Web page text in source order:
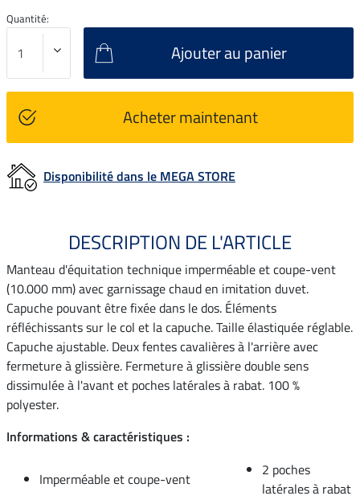
Quantité:
Ajouter au panier
Acheter maintenant
Disponibilité dans le MEGA STORE
DESCRIPTION DE L'ARTICLE
Manteau d'équitation technique imperméable et coupe-vent
(10.000 mm) avec garnissage chaud en imitation duvet.
Capuche pouvant être fixée dans le dos. Éléments
réfléchissants sur le col et la capuche. Taille élastiquée réglable.
Capuche ajustable. Deux fentes cavalières à l'arrière avec
fermeture à glissière. Fermeture à glissière double sens
dissimulée à l'avant et poches latérales à rabat. 100 %
polyester.
Informations & caractéristiques :
Imperméable et coupe-vent
2 poches
latérales à rabat